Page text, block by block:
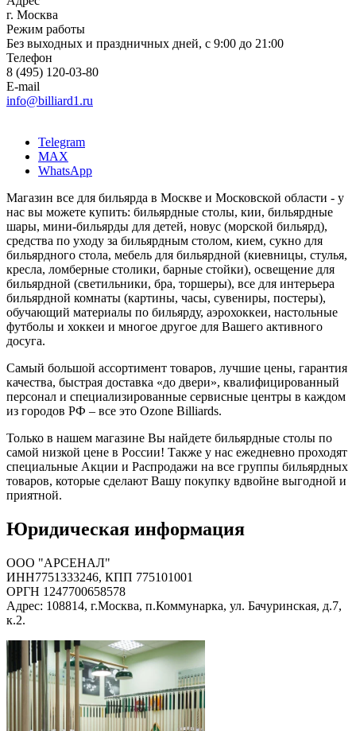
г. Москва
Режим работы
Без выходных и праздничных дней, с 9:00 до 21:00
Телефон
8 (495) 120-03-80
E-mail
info@billiard1.ru
Telegram
MAX
WhatsApp
Магазин все для бильярда в Москве и Московской области - у
нас вы можете купить: бильярдные столы, кии, бильярдные
шары, мини-бильярды для детей, новус (морской бильярд),
средства по уходу за бильярдным столом, кием, сукно для
бильярдного стола, мебель для бильярдной (киевницы, стулья,
кресла, ломберные столики, барные стойки), освещение для
бильярдной (светильники, бра, торшеры), все для интерьера
бильярдной комнаты (картины, часы, сувениры, постеры),
обучающий материалы по бильярду, аэрохоккеи, настольные
футболы и хоккеи и многое другое для Вашего активного
досуга.
Самый большой ассортимент товаров, лучшие цены, гарантия
качества, быстрая доставка «до двери», квалифицированный
персонал и специализированные сервисные центры в каждом
из городов РФ – все это Ozone Billiards.
Только в нашем магазине Вы найдете бильярдные столы по
самой низкой цене в России! Также у нас ежедневно проходят
специальные Акции и Распродажи на все группы бильярдных
товаров, которые сделают Вашу покупку вдвойне выгодной и
приятной.
Юридическая информация
ООО "АРСЕНАЛ"
ИНН7751333246, КПП 775101001
ОРГН 1247700658578
Адрес: 108814, г.Москва, п.Коммунарка, ул. Бачуринская, д.7,
к.2.